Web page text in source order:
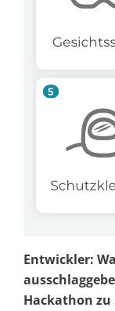
Entwickler:
Hackathon